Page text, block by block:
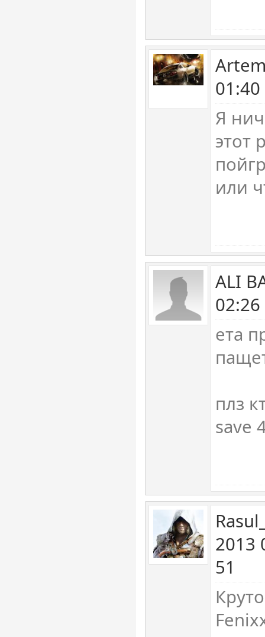
Я
этот
или
ALI
ета
плз
save
2013
51